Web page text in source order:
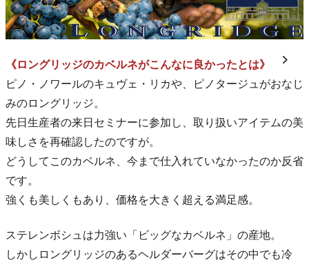
《ロングリッジのカベルネがこんなに良かったとは》
ピノ・ノワールのキュヴェ・リカや、ピノタージュがおなじ
みのロングリッジ。
先日生産者の来日セミナーに参加し、取り扱いアイテムの美
味しさを再確認したのですが。
どうしてこのカベルネ、今まで仕入れていなかったのか反省
です。
強くも美しくもあり、価格を大きく超える満足感。
ステレンボシュは力強い「ビッグなカベルネ」の産地。
しかしロングリッジのあるヘルダーバーグはその中でも冷